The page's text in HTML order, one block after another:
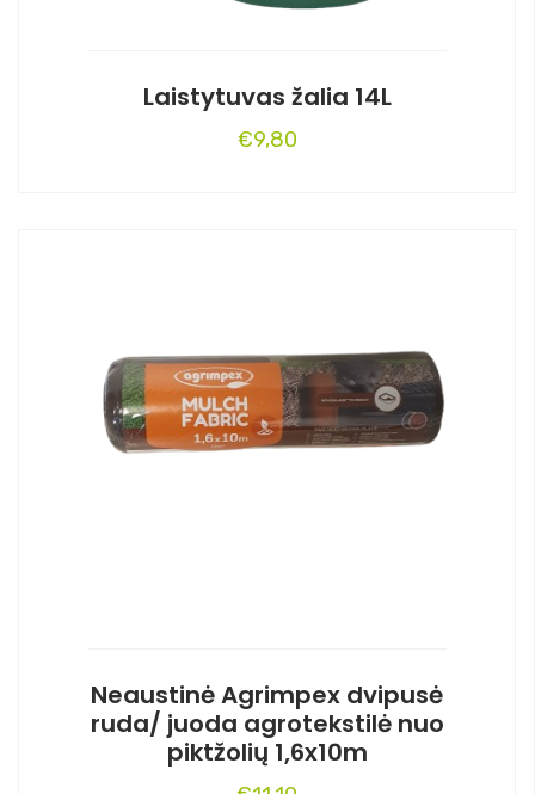
Laistytuvas žalia 14L
€9,80
Neaustinė Agrimpex dvipusė
ruda/ juoda agrotekstilė nuo
piktžolių 1,6x10m